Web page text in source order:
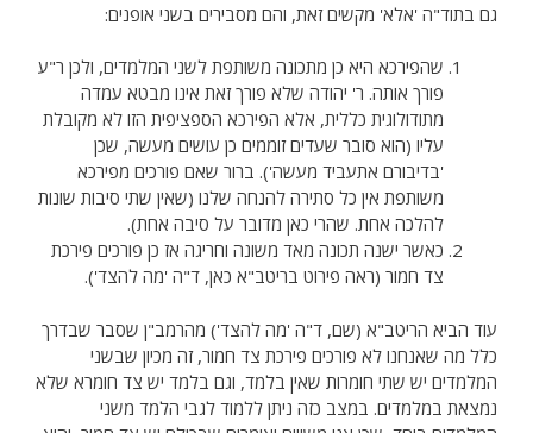
גם בתוד"ה 'אלא' מקשים זאת, והם מסבירים בשני אופנים:
שהפירכא היא כן מתכונה משותפת לשני המלמדים, ולכן ר"ע
פורך אותה. ר' יהודה שלא פורך זאת אינו מבטא עמדה
מתודולוגית כללית, אלא הפירכא הספציפית הזו לא מקובלת
עליו (הוא סובר שעדים זוממים כן עושים מעשה, שכן
'בדיבורם אתעביד מעשה'). ברור שאם פורכים מפירכא
משותפת אין כל סתירה להנחה שלנו (שאין שתי סיבות שונות
להלכה אחת. שהרי כאן מדובר על סיבה אחת).
כאשר ישנה תכונה מאד משונה וחריגה אז כן פורכים פירכת
צד חמור (ראה פירוט בריטב"א כאן, ד"ה 'מה להצד').
עוד הביא הריטב"א (שם, ד"ה 'מה להצד') מהרמב"ן שסבר שבדרך
כלל מה שאנחנו לא פורכים פירכת צד חמור, זה מכיון שבשני
המלמדים יש שתי חומרות שאין בלמד, וגם בלמד יש צד חומרא שלא
נמצאת במלמדים. במצב כזה ניתן ללמוד לגבי הלמד משני